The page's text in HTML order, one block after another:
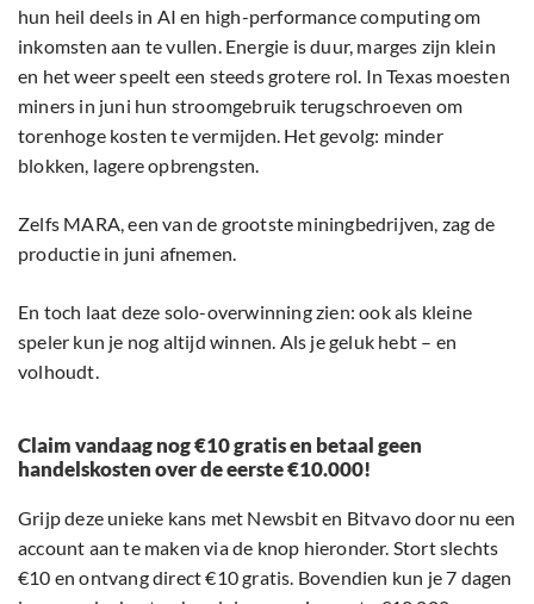
hun heil deels in AI en high-performance computing om
inkomsten aan te vullen. Energie is duur, marges zijn klein
en het weer speelt een steeds grotere rol. In Texas moesten
miners in juni hun stroomgebruik terugschroeven om
torenhoge kosten te vermijden. Het gevolg: minder
blokken, lagere opbrengsten.
Zelfs MARA, een van de grootste miningbedrijven, zag de
productie in juni afnemen.
En toch laat deze solo-overwinning zien: ook als kleine
speler kun je nog altijd winnen. Als je geluk hebt – en
volhoudt.
Claim vandaag nog €10 gratis en betaal geen
handelskosten over de eerste €10.000!
Grijp deze unieke kans met Newsbit en Bitvavo door nu een
account aan te maken via de knop hieronder. Stort slechts
€10 en ontvang direct €10 gratis. Bovendien kun je 7 dagen